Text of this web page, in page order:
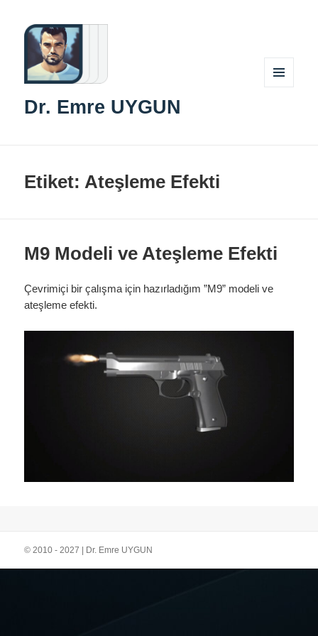
Dr. Emre UYGUN
Etiket:Ateşleme Efekti
M9 Modeli ve Ateşleme Efekti
Çevrimiçi bir çalışma için hazırladığım ”M9” modeli ve
ateşleme efekti.
© 2010 - 2027 | Dr. Emre UYGUN